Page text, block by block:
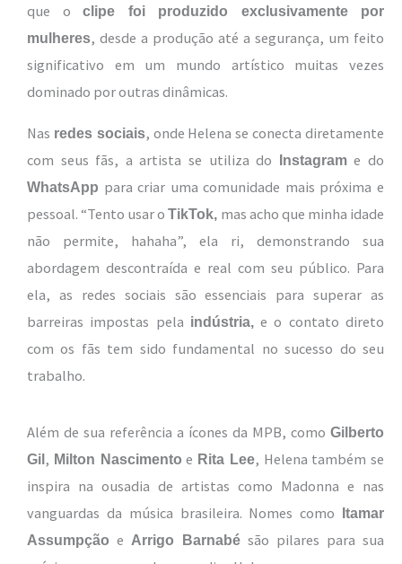
que o clipe foi produzido exclusivamente por
mulheres, desde a produção até a segurança, um feito
significativo em um mundo artístico muitas vezes
dominado por outras dinâmicas.
Nas redes sociais, onde Helena se conecta diretamente
com seus fãs, a artista se utiliza do
Instagrame do
WhatsApp para criar uma comunidade mais próxima e
pessoal. “Tento usar oTikTok, mas acho que minha idade
não permite, hahaha”, ela ri, demonstrando sua
abordagem descontraída e real com seu público. Para
ela, as redes sociais são essenciais para superar as
barreiras impostas pela indústria,e o contato direto
com os fãs tem sido fundamental no sucesso do seu
trabalho.
Além de sua referência a ícones da MPB, como Gilberto
Gil, Milton Nascimento e Rita Lee, Helena também se
inspira na ousadia de artistas como Madonna e nas
vanguardas da música brasileira. Nomes como Itamar
Assumpção e Arrigo Barnabé são pilares para sua